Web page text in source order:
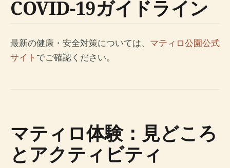
COVID-19ガイドライン
最新の健康・安全対策については、 マティロ公園公式
サイト でご確認ください。
マティロ体験：見どころ
とアクティビティ